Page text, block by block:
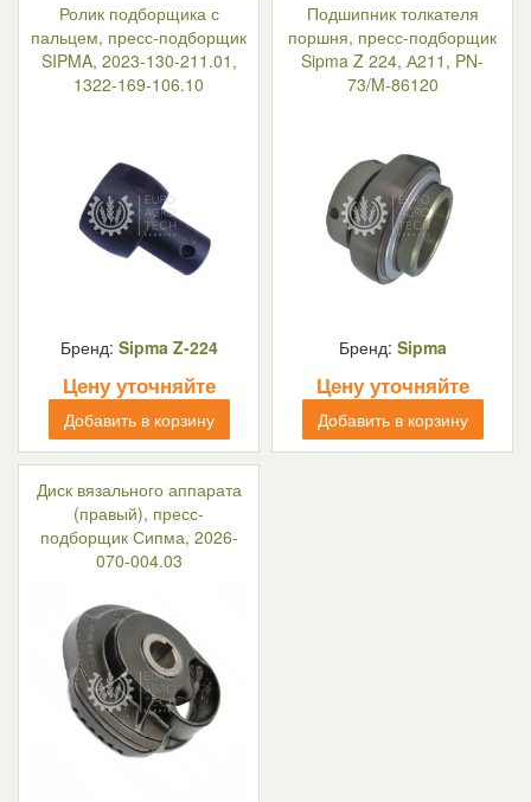
Ролик подборщика с
пальцем, пресс-подборщик
SIPMA, 2023-130-211.01,
1322-169-106.10
Бренд: Sipma Z-224
Цену уточняйте
Добавить в корзину
Подшипник толкателя
поршня, пресс-подборщик
Sipma Z 224, А211, PN-
73/M-86120
Бренд: Sipma
Цену уточняйте
Добавить в корзину
Диск вязального аппарата
(правый), пресс-
подборщик Сипма, 2026-
070-004.03